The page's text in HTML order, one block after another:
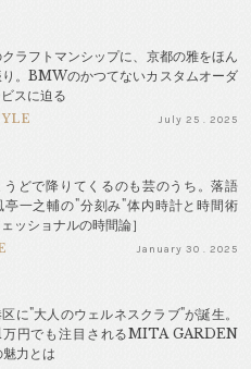
クラフトマンシップに、京都の雅をほん
。BMWのかつてないカスタムオーダ
スに迫る
July 25 . 2025
うどで降りてくるのも芸のうち。落語
亭一之輔の"分刻み"体内時計と時間術
ェッショナルの時間論］
January 30 . 2025
に"大人のウェルネスクラブ"が誕生。
万円でも注目されるMITA GARDEN
力とは